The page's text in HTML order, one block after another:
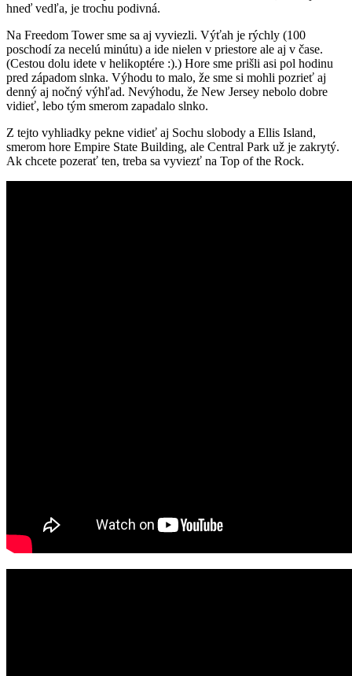
hneď vedľa, je trochu podivná.
Na Freedom Tower sme sa aj vyviezli. Výťah je rýchly (100
poschodí za necelú minútu) a ide nielen v priestore ale aj v čase.
(Cestou dolu idete v helikoptére :).) Hore sme prišli asi pol hodinu
pred západom slnka. Výhodu to malo, že sme si mohli pozrieť aj
denný aj nočný výhľad. Nevýhodu, že New Jersey nebolo dobre
vidieť, lebo tým smerom zapadalo slnko.
Z tejto vyhliadky pekne vidieť aj Sochu slobody a Ellis Island,
smerom hore Empire State Building, ale Central Park už je zakrytý.
Ak chcete pozerať ten, treba sa vyviezť na Top of the Rock.